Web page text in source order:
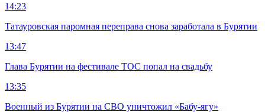
14:23
Татауровская паромная переправа снова заработала в Бурятии
13:47
Глава Бурятии на фестивале ТОС попал на свадьбу
13:35
Военный из Бурятии на СВО уничтожил «Бабу-ягу»